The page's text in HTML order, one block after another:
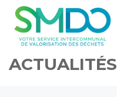
ACTUALITÉS